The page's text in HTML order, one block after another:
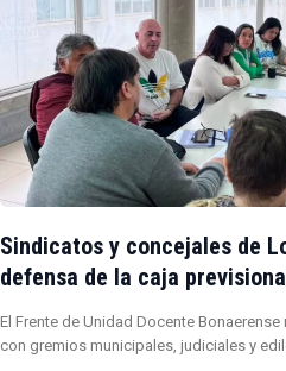
Sindicatos y concejales de
defensa de la caja
El Frente de Unidad Docente
con gremios municipales, judiciales y